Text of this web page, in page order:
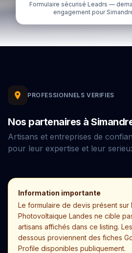
Formulaire sécurisé Leadrs —
engagement pour
PROFESSIONNELS VERIFIES
Nos partenaires à
Artisans et entreprises de
pour leur expertise et leur
Information importante
Le formulaire de devis présent sur
Photovoltaique Landes ne cible
artisans affichés dans ce listing.
dessous proviennent des fiches
Profile disponibles publiquement.